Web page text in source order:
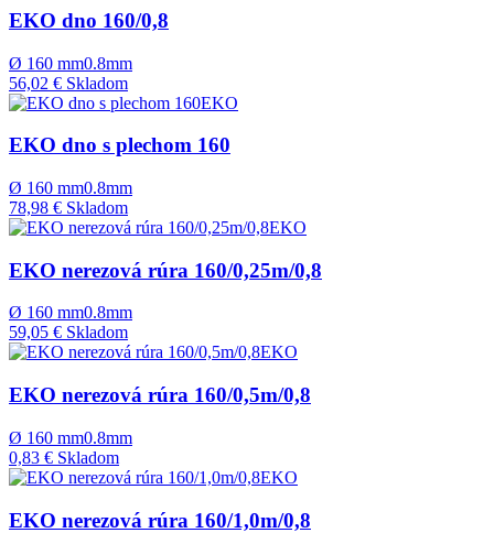
EKO dno 160/0,8
Ø 160 mm0.8mm
56,02 € Skladom
EKO
EKO dno s plechom 160
Ø 160 mm0.8mm
78,98 € Skladom
EKO
EKO nerezová rúra 160/0,25m/0,8
Ø 160 mm0.8mm
59,05 € Skladom
EKO
EKO nerezová rúra 160/0,5m/0,8
Ø 160 mm0.8mm
0,83 € Skladom
EKO
EKO nerezová rúra 160/1,0m/0,8